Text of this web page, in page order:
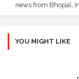
news from Bhopal,
YOU MIGHT LIKE